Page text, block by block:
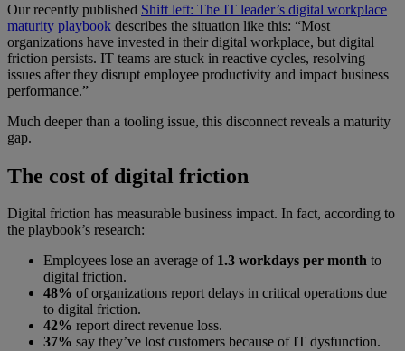
Our recently published Shift left: The IT leader’s digital workplace
maturity playbook describes the situation like this: “Most
organizations have invested in their digital workplace, but digital
friction persists. IT teams are stuck in reactive cycles, resolving
issues after they disrupt employee productivity and impact business
performance.”
Much deeper than a tooling issue, this disconnect reveals a maturity
gap.
The cost of digital friction
Digital friction has measurable business impact. In fact, according to
the playbook’s research:
Employees lose an average of 1.3 workdays per month to
digital friction.
48% of organizations report delays in critical operations due
to digital friction.
42% report direct revenue loss.
37% say they’ve lost customers because of IT dysfunction.